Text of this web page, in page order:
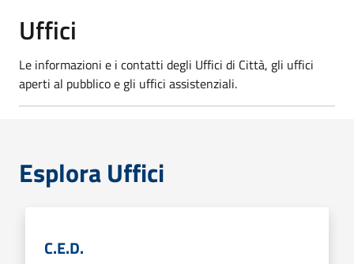
Uffici
Le informazioni e i contatti degli Uffici di Città, gli uffici
aperti al pubblico e gli uffici assistenziali.
Esplora Uffici
C.E.D.